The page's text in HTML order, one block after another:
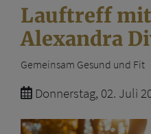
Lauftreff
Alexandra
Gemeinsam Gesund und Fit
Donnerstag, 02. Juli